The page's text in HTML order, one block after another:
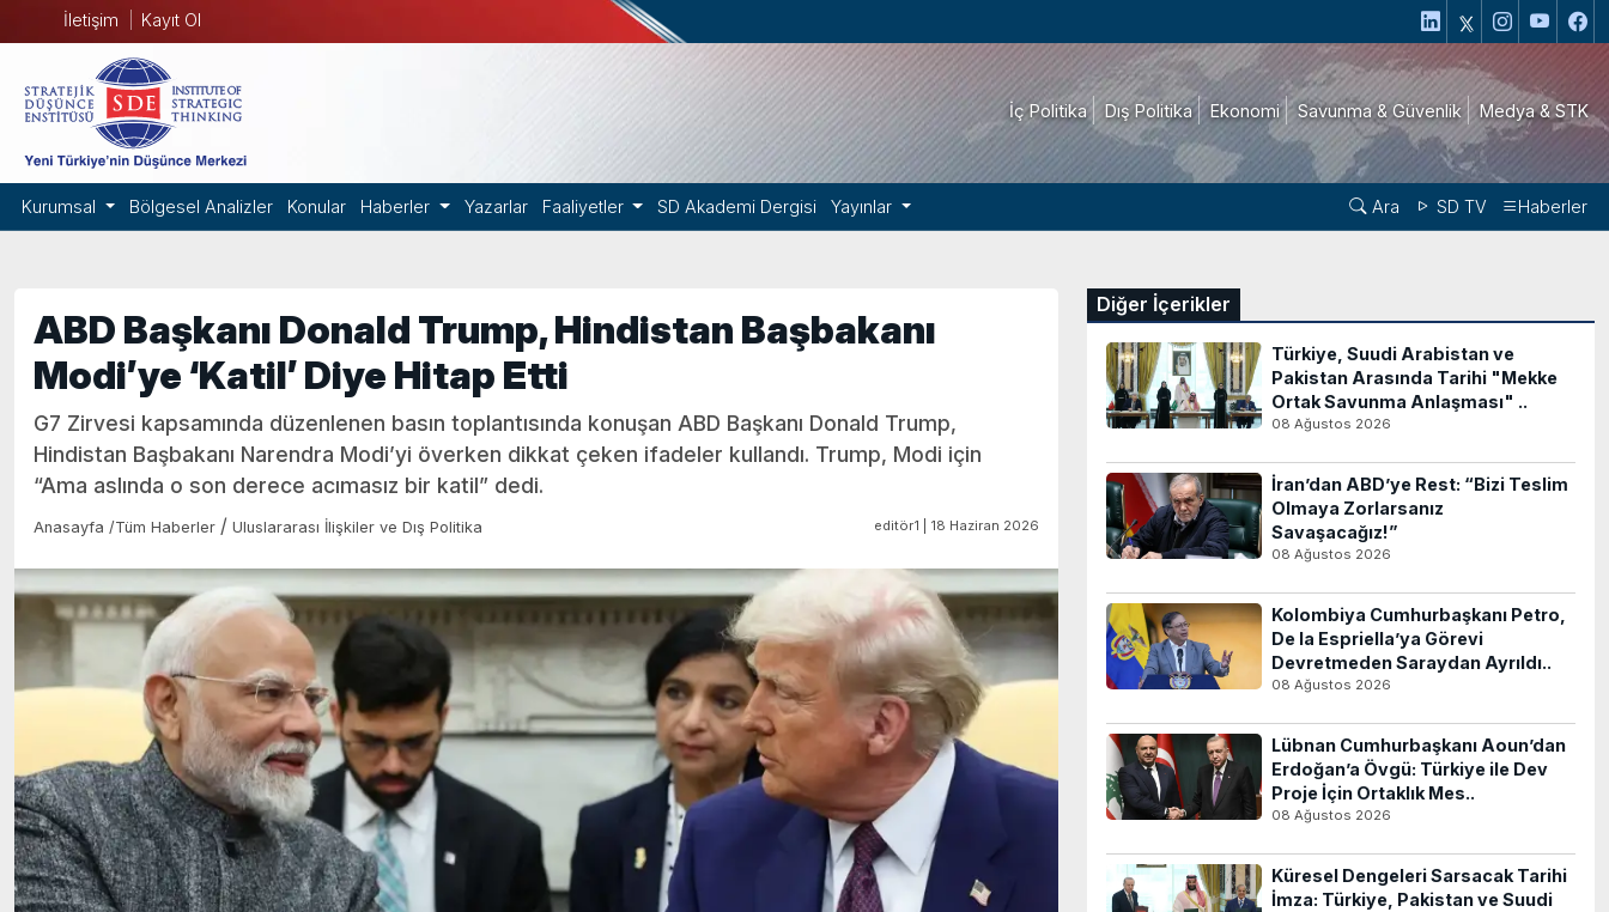
İletişim Kayıt Ol
İç Politika Dış Politika Ekonomi Savunma & Güvenlik Medya & STK
Kurumsal Bölgesel Analizler Konular Haberler Yazarlar Faaliyetler SD Akademi Dergisi Yayınlar Ara SD TV Haberler
ABD Başkanı Donald Trump, Hindistan Başbakanı
Modi’ye ‘Katil’ Diye Hitap Etti
G7 Zirvesi kapsamında düzenlenen basın toplantısında konuşan ABD Başkanı Donald Trump,
Hindistan Başbakanı Narendra Modi’yi överken dikkat çeken ifadeler kullandı. Trump, Modi için
“Ama aslında o son derece acımasız bir katil” dedi.
Anasayfa /Tüm Haberler / Uluslararası İlişkiler ve Dış Politika editör1 | 18 Haziran 2026
Diğer İçerikler
Türkiye, Suudi Arabistan ve
Pakistan Arasında Tarihi "Mekke
Ortak Savunma Anlaşması" ..
08 Ağustos 2026
İran’dan ABD’ye Rest: “Bizi Teslim
Olmaya Zorlarsanız
Savaşacağız!”
08 Ağustos 2026
Kolombiya Cumhurbaşkanı Petro,
De la Espriella’ya Görevi
Devretmeden Saraydan Ayrıldı..
08 Ağustos 2026
Lübnan Cumhurbaşkanı Aoun’dan
Erdoğan’a Övgü: Türkiye ile Dev
Proje İçin Ortaklık Mes..
08 Ağustos 2026
Küresel Dengeleri Sarsacak Tarihi
İmza: Türkiye, Pakistan ve Suudi